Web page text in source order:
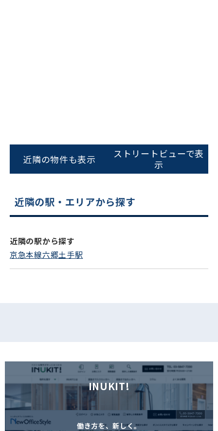
スムーズにご案内できます
0120-620-213
電話でお問い合わせ
近隣の物件も表示
ストリートビューで表
示
近隣の駅・エリアから探す
近隣の駅から探す
京急本線六郷土手駅
INUKIT!
働き方を、新しく。